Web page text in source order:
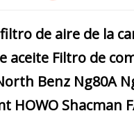
de aire de la
aceite Filtro de
Benz Ng80A
HOWO Shacman